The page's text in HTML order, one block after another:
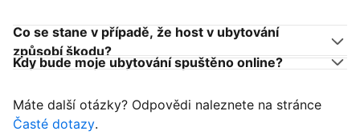
Co se stane v případě, že host v ubytování
způsobí škodu?
Kdy bude moje ubytování spuštěno online?
Máte další otázky? Odpovědi naleznete na stránce
Časté dotazy.